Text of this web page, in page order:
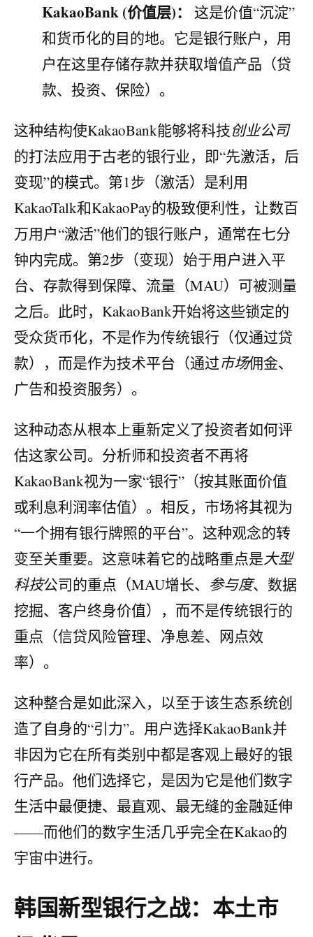
KakaoBank (价值层)：
这是价值“沉淀”
和货币化的目的地。它是银行账户，用
户在这里存储存款并获取增值产品（贷
款、投资、保险）。
这种结构使KakaoBank能够将科技创业公司
的打法应用于古老的银行业，即“先激活，后
变现”的模式。第1步（激活）是利用
KakaoTalk和KakaoPay的极致便利性，让数百
万用户“激活”他们的银行账户，通常在七分
钟内完成。第2步（变现）始于用户进入平
台、存款得到保障、流量（MAU）可被测量
之后。此时，KakaoBank开始将这些锁定的
受众货币化，不是作为传统银行（仅通过贷
款），而是作为技术平台（通过市场佣金、
广告和投资服务）。
这种动态从根本上重新定义了投资者如何评
估这家公司。分析师和投资者不再将
KakaoBank视为一家“银行”（按其账面价值
或利息利润率估值）。相反，市场将其视为
“一个拥有银行牌照的平台”。这种观念的转
变至关重要。这意味着它的战略重点是大型
科技公司的重点（MAU增长、 参与度、数据
挖掘、客户终身价值），而不是传统银行的
重点（信贷风险管理、净息差、网点效
率）。
这种整合是如此深入，以至于该生态系统创
造了自身的“引力”。用户选择KakaoBank并
非因为它在所有类别中都是客观上最好的银
行产品。他们选择它，是因为它是他们数字
生活中最便捷、最直观、最无缝的金融延伸
——而他们的数字生活几乎完全在Kakao的
宇宙中进行。
韩国新型银行之战：本土市